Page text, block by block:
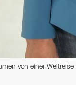
von einer